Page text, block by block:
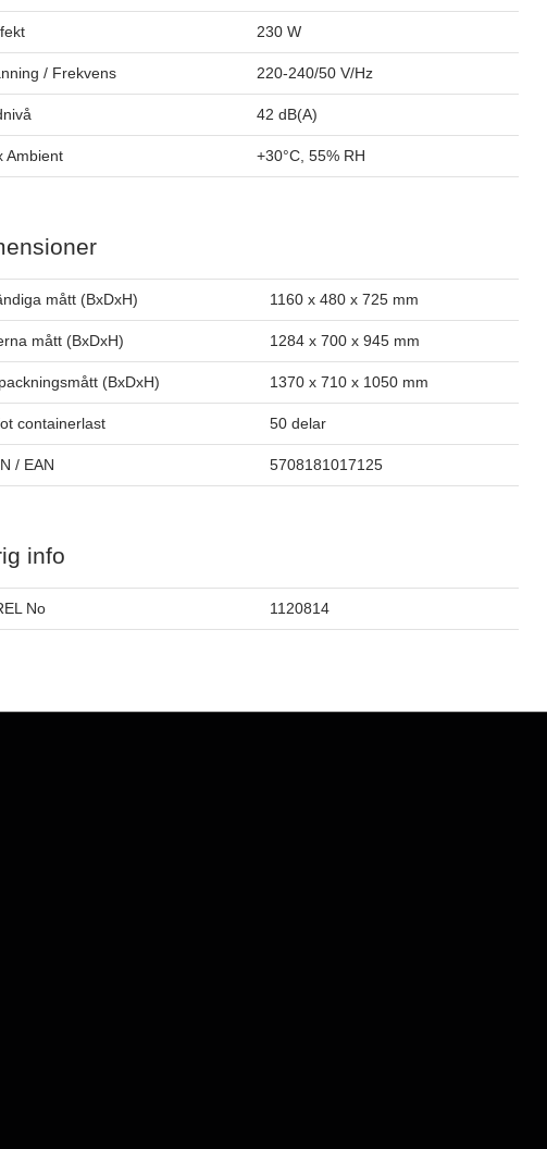
230 W
/ Frekvens 220-240/50 V/Hz
42 dB(A)
Ambient +30°C, 55% RH
mått (BxDxH) 1160 x 480 x 725 mm
mått (BxDxH) 1284 x 700 x 945 mm
(BxDxH) 1370 x 710 x 1050 mm
containerlast 50 delar
/ EAN 5708181017125
info
No 1120814